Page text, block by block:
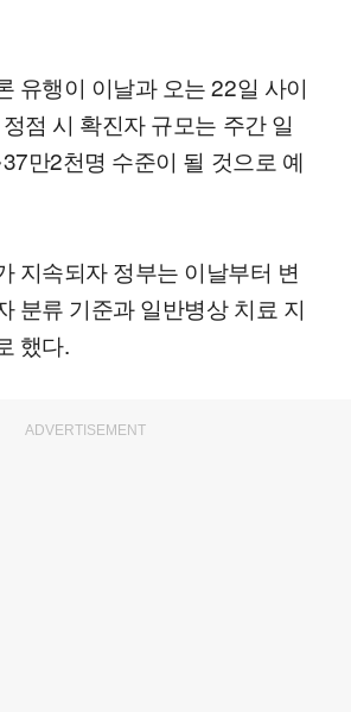
유행이 이날과 오는 22일 사이
점 시 확진자 규모는 주간 일
만2천명 수준이 될 것으로 예
지속되자 정부는 이날부터 변
분류 기준과 일반병상 치료 지
했다.
ADVERTISEMENT